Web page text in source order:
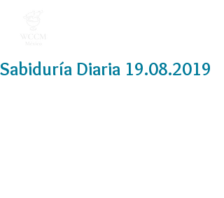
Sabiduría Diaria 19.08.2019